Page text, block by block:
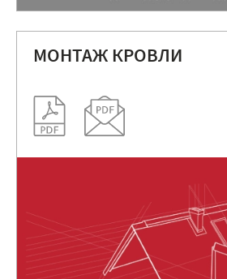
МОНТАЖ КРОВЛИ